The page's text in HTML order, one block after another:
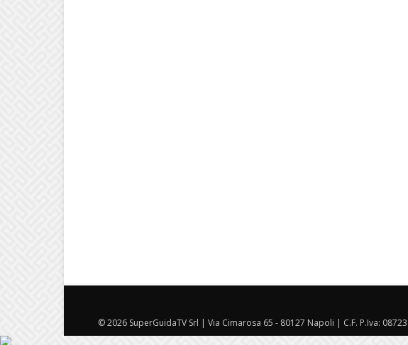
© 2026 SuperGuidaTV Srl | Via Cimarosa 65 - 80127 Napoli | C.F. P.Iva: